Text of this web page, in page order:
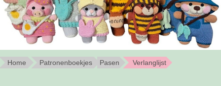
Home Patronenboekjes Pasen Verlanglijst